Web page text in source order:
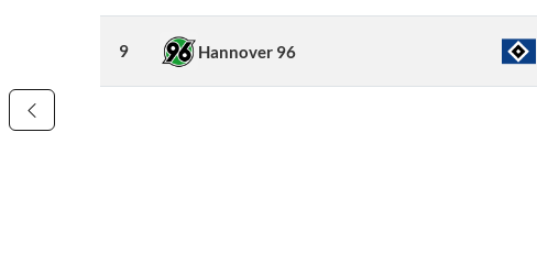
9 Hannover 96